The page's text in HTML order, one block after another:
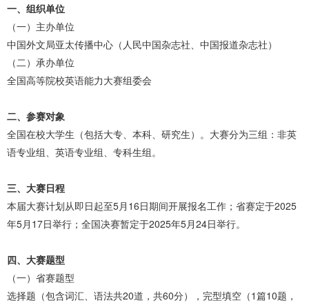
一、组织单位
（一）主办单位
中国外文局亚太传播中心（人民中国杂志社、中国报道杂志社）
（二）承办单位
全国高等院校英语能力大赛组委会
二、参赛对象
全国在校大学生（包括大专、本科、研究生）。大赛分为三组：非英
语专业组、英语专业组、专科生组。
三、大赛日程
本届大赛计划从即日起至5月16日期间开展报名工作；省赛定于2025
年5月17日举行；全国决赛暂定于2025年5月24日举行。
四、大赛题型
（一）省赛题型
选择题（包含词汇、语法共20道，共60分），完型填空（1篇10题，